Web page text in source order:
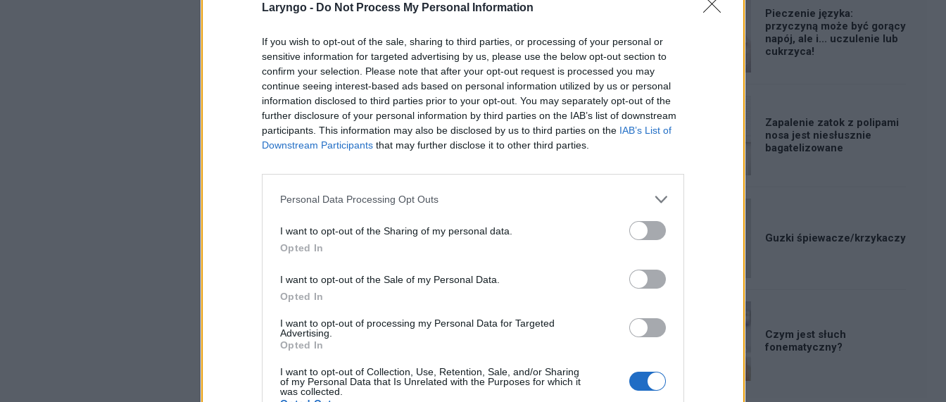
Laryngo - Do Not Process My Personal Information
If you wish to opt-out of the sale, sharing to third parties, or processing of your personal or
sensitive information for targeted advertising by us, please use the below opt-out section to
confirm your selection. Please note that after your opt-out request is processed you may
continue seeing interest-based ads based on personal information utilized by us or personal
information disclosed to third parties prior to your opt-out. You may separately opt-out of the
further disclosure of your personal information by third parties on the IAB’s list of downstream
participants. This information may also be disclosed by us to third parties on the IAB’s List of
Downstream Participants that may further disclose it to other third parties.
Personal Data Processing Opt Outs
I want to opt-out of the Sharing of my personal data.
Opted In
I want to opt-out of the Sale of my Personal Data.
Opted In
I want to opt-out of processing my Personal Data for Targeted
Advertising.
Opted In
I want to opt-out of Collection, Use, Retention, Sale, and/or Sharing
of my Personal Data that Is Unrelated with the Purposes for which it
was collected.
Pieczenie języka:
przyczyną może być gorący
napój, ale i... uczulenie lub
cukrzyca!
Zapalenie zatok z polipami
nosa jest niesłusznie
bagatelizowane
Guzki śpiewacze/krzykaczy
Czym jest słuch
fonematyczny?